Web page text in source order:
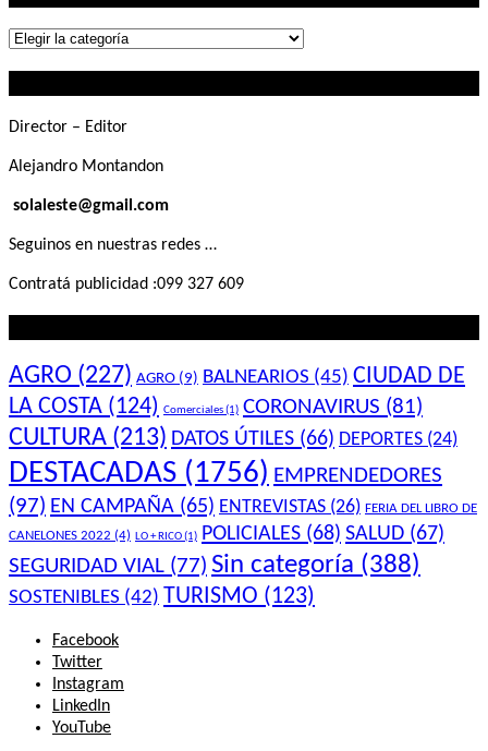
Lo
Director – Editor
Alejandro Montandon
solaleste@gmail.com
Seguinos en nuestras redes …
Contratá publicidad :099 327 609
AGRO (227) AGRO (9) BALNEARIOS (45) CIUDAD DE
LA COSTA (124) Comerciales(1) CORONAVIRUS (81)
CULTURA (213) DATOS ÚTILES (66) DEPORTES (24)
DESTACADAS (1756) EMPRENDEDORES
(97) EN CAMPAÑA (65) ENTREVISTAS (26) FERIA DEL LIBRO DE
CANELONES 2022 (4) LO + RICO(1) POLICIALES (68) SALUD (67)
SEGURIDAD VIAL (77) Sin categoría (388)
SOSTENIBLES (42) TURISMO (123)
Facebook
Twitter
Instagram
LinkedIn
YouTube